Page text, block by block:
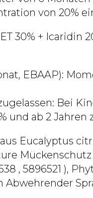
von 20%
30% + Icaridin
EBAAP):
Bei
ab 2 Jahren
Eucalyptus
Mückenschutz
, 5896521 ),